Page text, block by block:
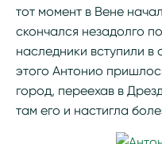
тот момент в Вене
скончался незадолго
наследники вступили
этого Антонио
город, переехав в
там его и настигла